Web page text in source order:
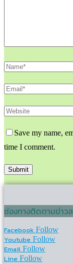
Save my name,
time I comment.
ช่องทางติดตามข่าว
Facebook Follow
Youtube Follow
Email Follow
Line Follow